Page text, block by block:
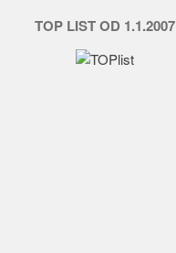
TOP LIST OD 1.1.2007